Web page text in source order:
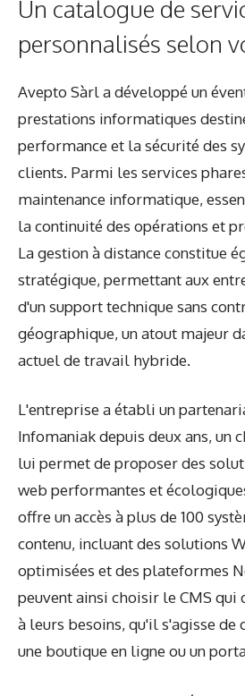
Un catalogue de
personnalisés selon
Avepto Sàrl a développé un
prestations informatiques
performance et la sécurité des
clients. Parmi les services
maintenance informatique,
la continuité des opérations et
La gestion à distance constitue
stratégique, permettant aux
d'un support technique sans
géographique, un atout majeur
actuel de travail hybride.
L'entreprise a établi un
Infomaniak depuis deux ans, un
lui permet de proposer des
web performantes et
offre un accès à plus de 100
contenu, incluant des solutions
optimisées et des plateformes
peuvent ainsi choisir le CMS
à leurs besoins, qu'il s'agisse de
une boutique en ligne ou un